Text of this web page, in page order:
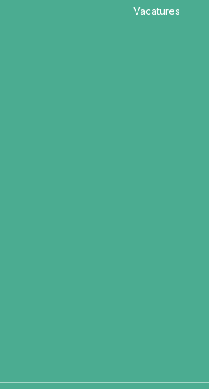
Vacatures